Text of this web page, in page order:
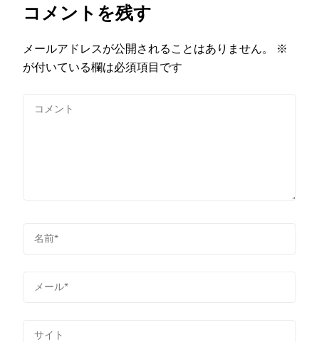
コメントを残す
メールアドレスが公開されることはありません。
※
が付いている欄は必須項目です